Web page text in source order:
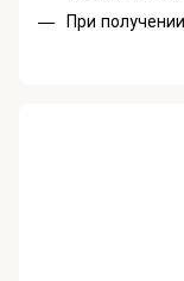
При получении